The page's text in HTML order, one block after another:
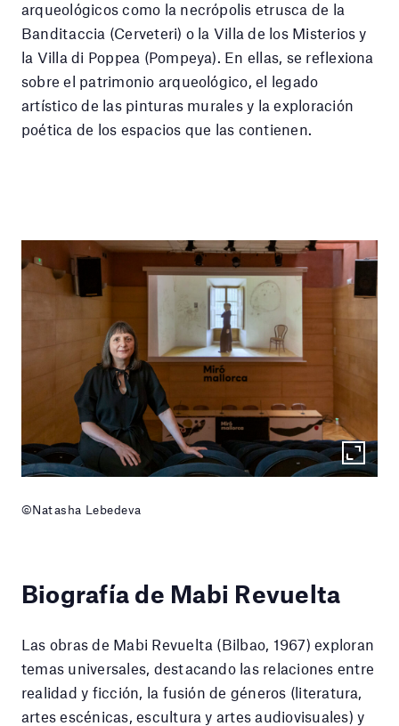
arqueológicos como la necrópolis etrusca de la
Banditaccia (Cerveteri) o la Villa de los Misterios y
la Villa di Poppea (Pompeya). En ellas, se reflexiona
sobre el patrimonio arqueológico, el legado
artístico de las pinturas murales y la exploración
poética de los espacios que las contienen.
©Natasha Lebedeva
Biografía de Mabi Revuelta
Las obras de Mabi Revuelta (Bilbao, 1967) exploran
temas universales, destacando las relaciones entre
realidad y ficción, la fusión de géneros (literatura,
artes escénicas, escultura y artes audiovisuales) y